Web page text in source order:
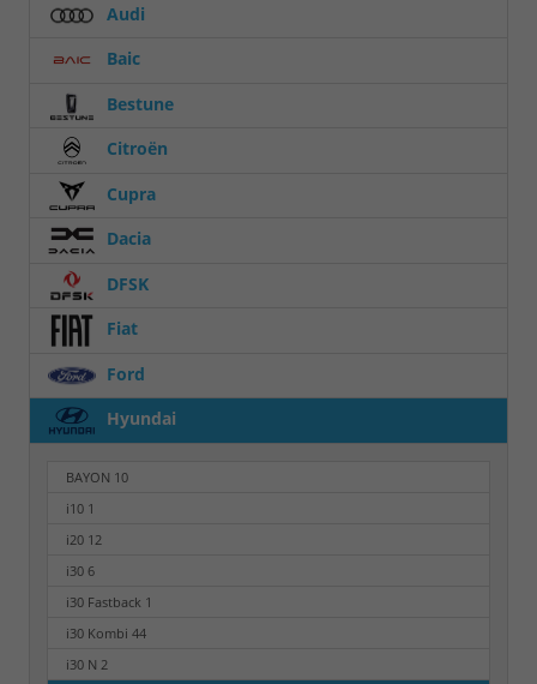
Audi
Baic
Bestune
Citroën
Cupra
Dacia
DFSK
Fiat
Ford
Hyundai
BAYON 10
i10 1
i20 12
i30 6
i30 Fastback 1
i30 Kombi 44
i30 N 2